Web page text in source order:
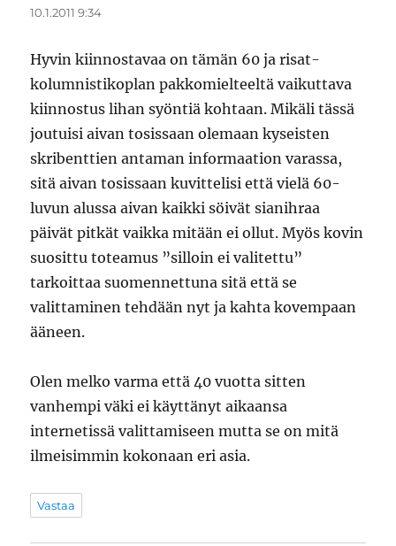
10.1.2011 9:34
Hyvin kiinnostavaa on tämän 60 ja risat-
kolumnistikoplan pakkomielteeltä vaikuttava
kiinnostus lihan syöntiä kohtaan. Mikäli tässä
joutuisi aivan tosissaan olemaan kyseisten
skribenttien antaman informaation varassa,
sitä aivan tosissaan kuvittelisi että vielä 60-
luvun alussa aivan kaikki söivät sianihraa
päivät pitkät vaikka mitään ei ollut. Myös kovin
suosittu toteamus ”silloin ei valitettu”
tarkoittaa suomennettuna sitä että se
valittaminen tehdään nyt ja kahta kovempaan
ääneen.
Olen melko varma että 40 vuotta sitten
vanhempi väki ei käyttänyt aikaansa
internetissä valittamiseen mutta se on mitä
ilmeisimmin kokonaan eri asia.
Vastaa